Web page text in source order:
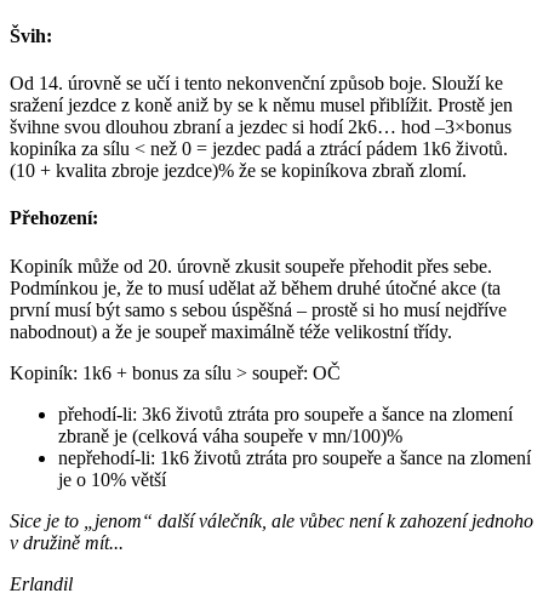
Švih:
Od 14. úrovně se učí i tento nekonvenční způsob boje. Slouží ke
sražení jezdce z koně aniž by se k němu musel přiblížit. Prostě jen
švihne svou dlouhou zbraní a jezdec si hodí 2k6… hod –3×bonus
kopiníka za sílu < než 0 = jezdec padá a ztrácí pádem 1k6 životů.
(10 + kvalita zbroje jezdce)% že se kopiníkova zbraň zlomí.
Přehození:
Kopiník může od 20. úrovně zkusit soupeře přehodit přes sebe.
Podmínkou je, že to musí udělat až během druhé útočné akce (ta
první musí být samo s sebou úspěšná – prostě si ho musí nejdříve
nabodnout) a že je soupeř maximálně téže velikostní třídy.
Kopiník: 1k6 + bonus za sílu > soupeř: OČ
přehodí-li: 3k6 životů ztráta pro soupeře a šance na zlomení
zbraně je (celková váha soupeře v mn/100)%
nepřehodí-li: 1k6 životů ztráta pro soupeře a šance na zlomení
je o 10% větší
Sice je to „jenom“ další válečník, ale vůbec není k zahození jednoho
v družině mít...
Erlandil